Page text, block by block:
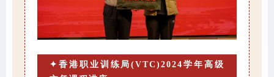
✦香港职业训练局(VTC)2024学年高级